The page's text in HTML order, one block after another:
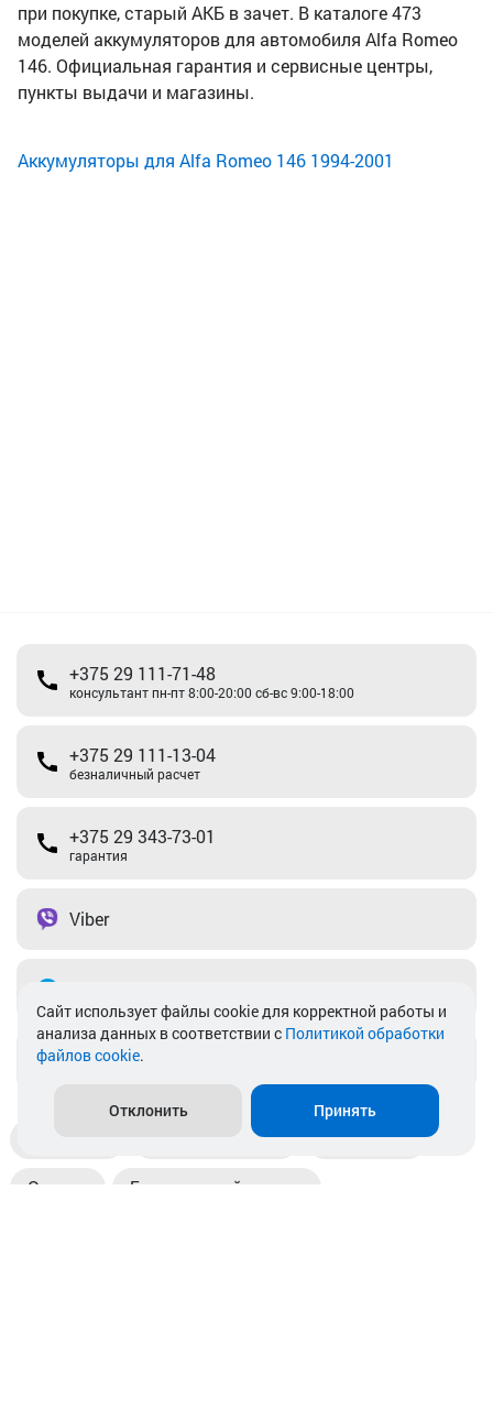
при покупке, старый АКБ в зачет. В каталоге 473
моделей аккумуляторов для автомобиля Alfa Romeo
146. Официальная гарантия и сервисные центры,
пункты выдачи и магазины.
Аккумуляторы для Alfa Romeo 146 1994-2001
+375 29 111-71-48
консультант пн-пт 8:00-20:00 сб-вс 9:00-18:00
+375 29 111-13-04
безналичный расчет
+375 29 343-73-01
гарантия
Viber
info@akkamulik.by
Пункты выдачи Магазины
Оплата Безналичный расчет
Cайт использует файлы cookie для корректной работы и
анализа данных в соответствии с Политикой обработки
файлов cookie.
Отклонить Принять